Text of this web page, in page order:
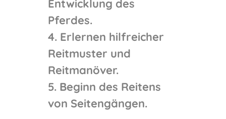
Entwicklung des
Pferdes.
4. Erlernen hilfreicher
Reitmuster und
Reitmanöver.
5. Beginn des Reitens
von Seitengängen.